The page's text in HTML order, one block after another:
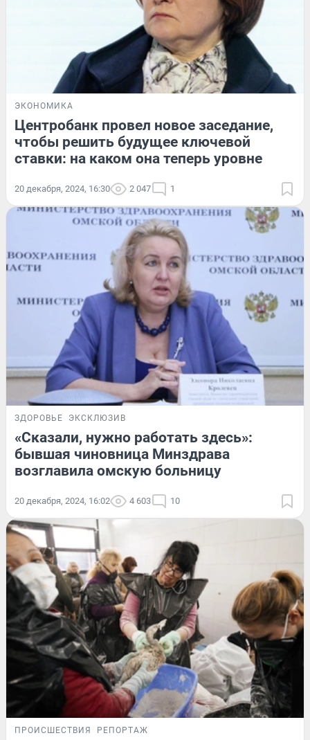
ЭКОНОМИКА
Центробанк провел новое заседание,
чтобы решить будущее ключевой
ставки: на каком она теперь уровне
20 декабря, 2024, 16:30 2 047 1
ЗДОРОВЬЕ ЭКСКЛЮЗИВ
«Сказали, нужно работать здесь»:
бывшая чиновница Минздрава
возглавила омскую больницу
20 декабря, 2024, 16:02 4 603 10
ПРОИСШЕСТВИЯ РЕПОРТАЖ